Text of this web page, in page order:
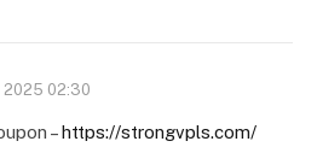
2025 02:30
–https://strongvpls.com/